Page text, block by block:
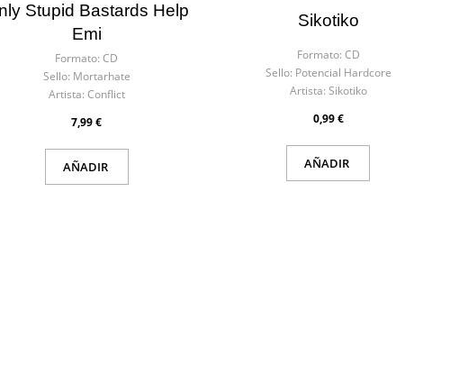
Stupid Bastards Help
Emi
Formato: CD
Sello: Mortarhate
Artista: Conflict
7,99 €
AÑADIR
Sikotiko
Formato: CD
Sello: Potencial Hardcore
Artista: Sikotiko
0,99 €
AÑADIR